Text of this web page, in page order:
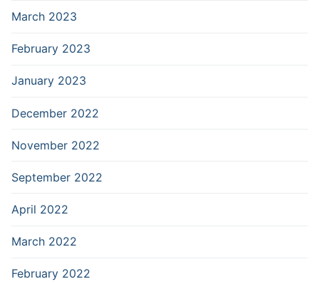
March 2023
February 2023
January 2023
December 2022
November 2022
September 2022
April 2022
March 2022
February 2022